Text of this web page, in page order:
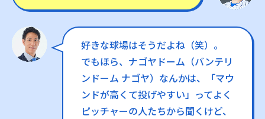
好きな球場はそうだよね（笑）。
でもほら、ナゴヤドーム（バンテリ
ンドーム ナゴヤ）なんかは、「マウ
ンドが高くて投げやすい」ってよく
ピッチャーの人たちから聞くけど、